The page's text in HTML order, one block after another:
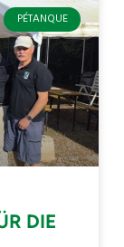
PÉTANQUE
DIE